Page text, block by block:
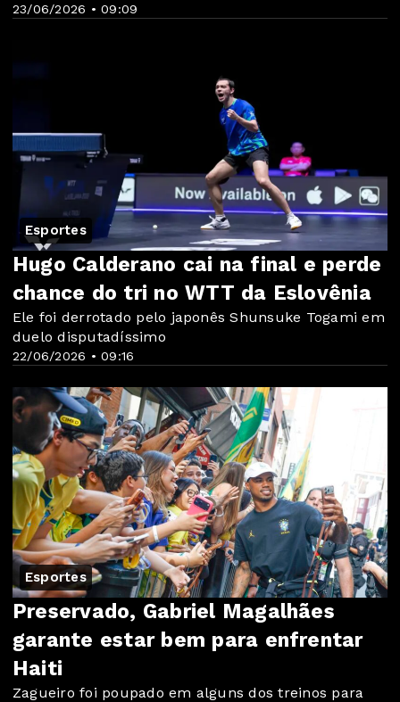
23/06/2026 • 09:09
Esportes
22/06/2026 • 09:16
Hugo Calderano cai na final e perde
chance do tri no WTT da Eslovênia
Ele foi derrotado pelo japonês Shunsuke Togami em
duelo disputadíssimo
Esportes
Preservado, Gabriel Magalhães
garante estar bem para enfrentar
Haiti
Zagueiro foi poupado em alguns dos treinos para